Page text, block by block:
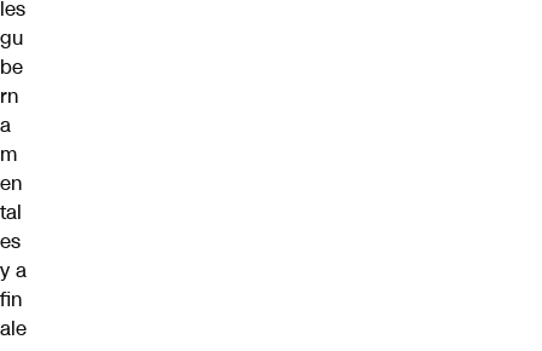
les
gu
be
rn
a
m
en
tal
es
y a
fin
ale